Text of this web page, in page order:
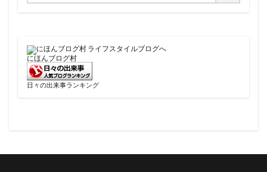
にほんブログ村
日々の出来事ランキング